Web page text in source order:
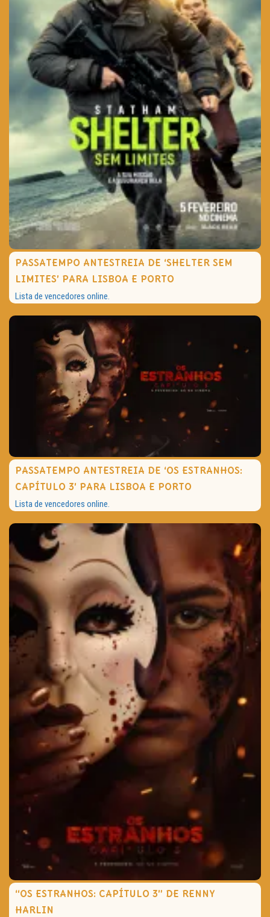
PASSATEMPO ANTESTREIA DE ‘SHELTER SEM
LIMITES’ PARA LISBOA E PORTO
Lista de vencedores online.
PASSATEMPO ANTESTREIA DE ‘OS ESTRANHOS:
CAPÍTULO 3’ PARA LISBOA E PORTO
Lista de vencedores online.
“OS ESTRANHOS: CAPÍTULO 3” DE RENNY
HARLIN